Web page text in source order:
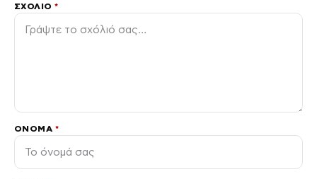
ΣΧΌΛΙΟ*
ΌΝΟΜΑ *